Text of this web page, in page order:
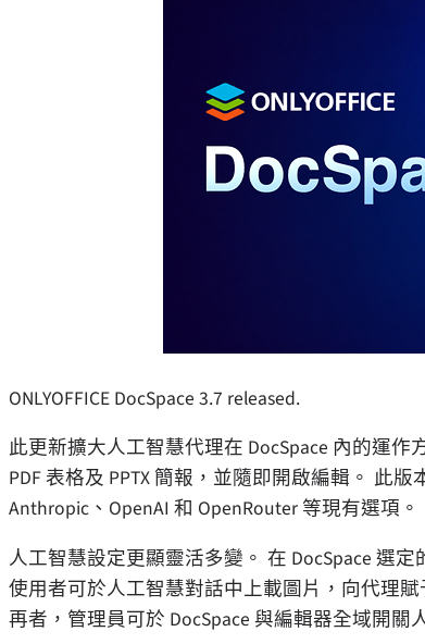
ONLYOFFICE DocSpace 3.7 released.
此更新擴大人工智慧代理在 DocSpace 內的運作
PDF 表格及 PPTX 簡報，並隨即開啟編輯。 此
Anthropic、OpenAI 和 OpenRouter 等現有選項。
人工智慧設定更顯靈活多變。 在 DocSpace 選
使用者可於人工智慧對話中上載圖片，向代理
再者，管理員可於 DocSpace 與編輯器全域開